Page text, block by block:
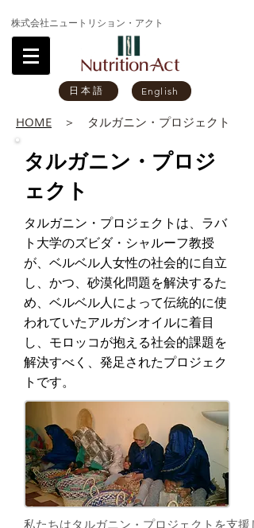
株式会社ニュートリション・アクト
日本語 English
HOME ＞ タルガニン・プロジェクト
タルガニン・プロジ
ェクト
タルガニン・プロジェクトは、ラバ
ト大学のズビダ・シャルーフ教授
が、ベルベル人女性の社会的に自立
し、かつ、砂漠化問題を解決するた
め、ベルベル人によって伝統的に使
われていたアルガンオイルに着目
し、モロッコが抱える社会的課題を
解決すべく、発足されたプロジェク
トです。
私たちはタルガニン・プロジェクトを支援